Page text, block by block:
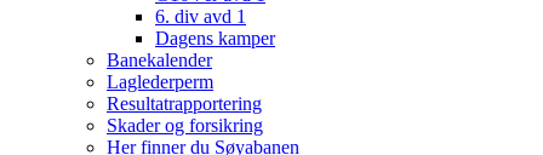
6. div avd 1
Dagens kamper
Banekalender
Laglederperm
Resultatrapportering
Skader og forsikring
Her finner du Søyabanen